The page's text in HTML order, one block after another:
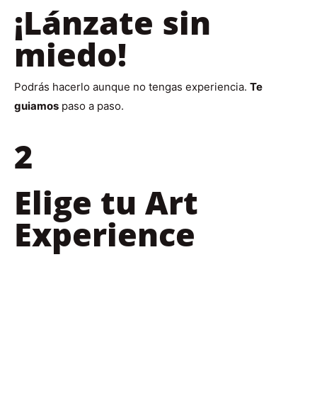
¡Lánzate sin
miedo!
Podrás hacerlo aunque no tengas experiencia. Te
guiamos paso a paso.
2
Elige tu Art
Experience